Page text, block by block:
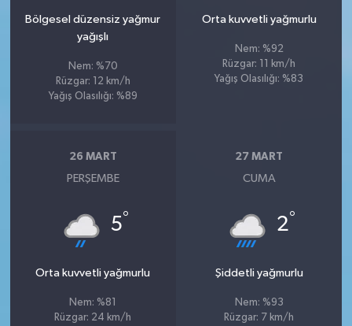
Bölgesel düzensiz yağmur
yağışlı
Nem: %70
Rüzgar: 12 km/h
Yağış Olasılığı: %89
Orta kuvvetli yağmurlu
Nem: %92
Rüzgar: 11 km/h
Yağış Olasılığı: %83
26 MART
PERŞEMBE
5°
Orta kuvvetli yağmurlu
Nem: %81
Rüzgar: 24 km/h
27 MART
CUMA
2°
Şiddetli yağmurlu
Nem: %93
Rüzgar: 7 km/h